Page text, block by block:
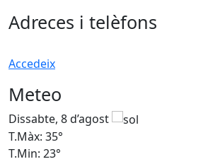
Adreces i telèfons
Accedeix
Meteo
Dissabte, 8 d’agost
T.Màx: 35°
T.Min: 23°